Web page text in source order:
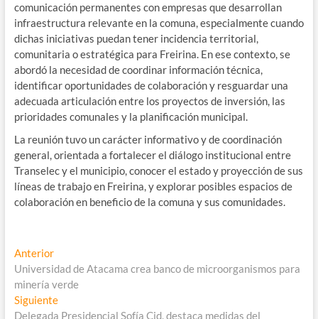
comunicación permanentes con empresas que desarrollan
infraestructura relevante en la comuna, especialmente cuando
dichas iniciativas puedan tener incidencia territorial,
comunitaria o estratégica para Freirina. En ese contexto, se
abordó la necesidad de coordinar información técnica,
identificar oportunidades de colaboración y resguardar una
adecuada articulación entre los proyectos de inversión, las
prioridades comunales y la planificación municipal.
La reunión tuvo un carácter informativo y de coordinación
general, orientada a fortalecer el diálogo institucional entre
Transelec y el municipio, conocer el estado y proyección de sus
líneas de trabajo en Freirina, y explorar posibles espacios de
colaboración en beneficio de la comuna y sus comunidades.
Navegación
de
entradas
AnteriorEntrada
anterior:
Universidad de Atacama crea banco de microorganismos para
minería verde
SiguienteEntrada
siguiente:
Delegada Presidencial Sofía Cid, destaca medidas del